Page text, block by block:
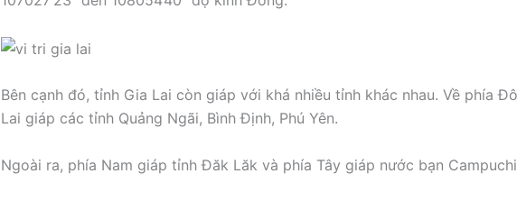
Bên cạnh đó, tỉnh Gia Lai còn giáp với khá nhiều tỉnh khác nhau. Về phía
Lai giáp các tỉnh Quảng Ngãi, Bình Định, Phú Yên.
Ngoài ra, phía Nam giáp tỉnh Đăk Lăk và phía Tây giáp nước bạn